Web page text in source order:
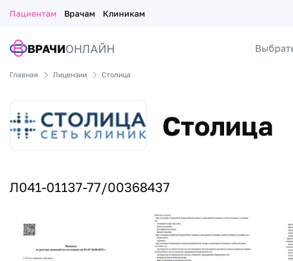
Пациентам Врачам Клиникам
ВРАЧИОНЛАЙН
Главная Лицензии Столица
Столица
Л041-01137-77/00368437
Лицензии и сертификаты